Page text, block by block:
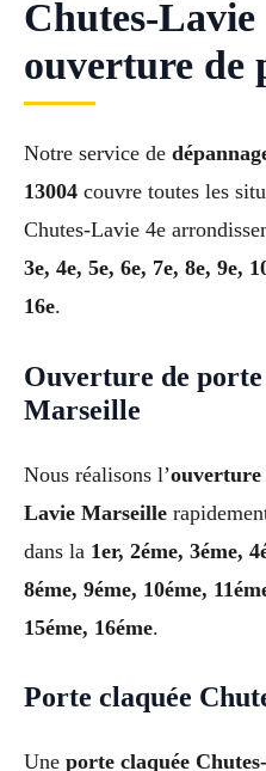
Chutes-Lavie
ouverture de
Notre service de
13004 couvre toutes les
Chutes-Lavie 4e
3e, 4e, 5e, 6e, 7e, 8e, 9e,
16e.
Ouverture de
Marseille
Nous réalisons l’
Lavie Marseille
dans la 1er, 2éme, 3éme,
8éme, 9éme, 10éme,
15éme, 16éme.
Porte claquée
Une porte claquée